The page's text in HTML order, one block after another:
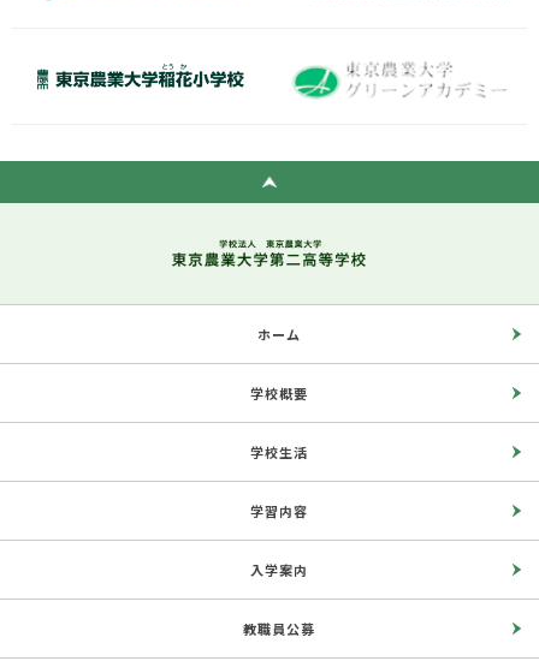
ホーム
学校概要
学校生活
学習内容
入学案内
教職員公募